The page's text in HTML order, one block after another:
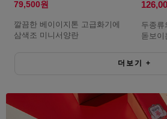
79,500원
깔끔한 베이이지톤 고급화기에
삼색조 미니서양란
두종류
돋보이
더보기 +